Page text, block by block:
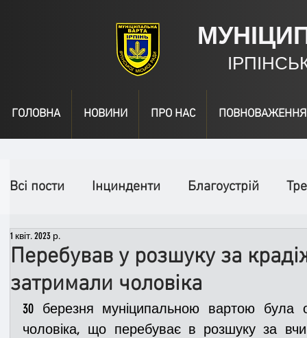
ГОЛОВНА НОВИНИ ПРО НАС ПОВНОВАЖЕННЯ
Всі пости Інцинденти Благоустрій
День народження
Спільні заходи
Перебував у розшуку за
затримали чоловіка
1 квіт. 2023 р.
30 березня муніципальною вартою була
чоловіка, що перебуває в розшуку за